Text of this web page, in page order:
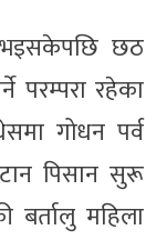
भइसकेपछि छठ
परम्परा रहेका
गोधन पर्व
पिसान सुरू
बर्तालु महिला